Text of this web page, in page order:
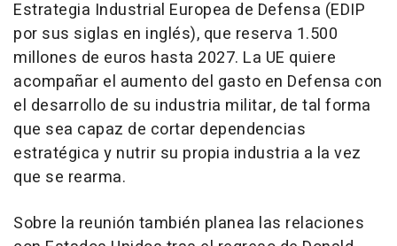
Estrategia Industrial Europea de Defensa (EDIP
por sus siglas en inglés), que reserva 1.500
millones de euros hasta 2027. La UE quiere
acompañar el aumento del gasto en Defensa con
el desarrollo de su industria militar, de tal forma
que sea capaz de cortar dependencias
estratégica y nutrir su propia industria a la vez
que se rearma.
Sobre la reunión también planea las relaciones